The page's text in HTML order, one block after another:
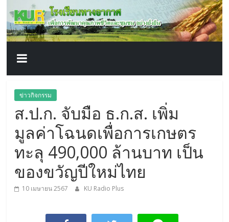
content
โรงเรียน
ทาง
อากาศ​
เพื่อ
พัฒนา
คุณภาพ
ชีวิต
ข่าวกิจกรรม
ส.ป.ก. จับมือ ธ.ก.ส. เพิ่ม
มูลค่าโฉนดเพื่อการเกษตร
ทะลุ 490,000 ล้านบาท เป็น
ของขวัญปีใหม่ไทย
10 เมษายน 2567 KU Radio Plus